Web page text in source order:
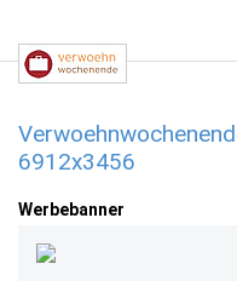
6912x3456
Werbebanner